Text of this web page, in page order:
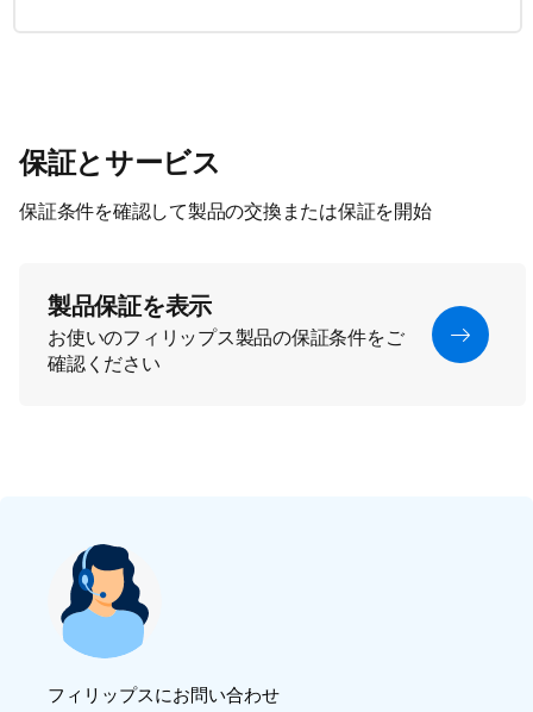
保証とサービス
保証条件を確認して製品の交換または保証を開始
製品保証を表示
お使いのフィリップス製品の保証条件をご
確認ください
フィリップスにお問い合わせ